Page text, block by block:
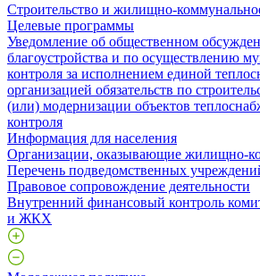
Строительство и жилищно-
Целевые программы
Уведомление об общественном
благоустройства и по осуществлению
контроля за исполнением единой
организацией обязательств по
(или) модернизации объектов
контроля
Информация для населения
Организации, оказывающие жилищно-
Перечень подведомственных
Правовое сопровождение деятельности
Внутренний финансовый контроль
и ЖКХ